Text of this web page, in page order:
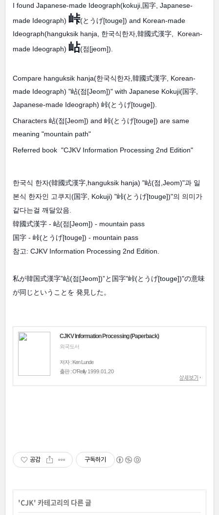
I found Japanese-made Ideograph(kokuji,国字, Japanese-
made Ideograph) 峠(とうげ[touge]) and Korean-made
Ideograph(hanguksik hanja, 한국식한자,韓國式漢字, Korean-
made Ideograph) 岾(점[jeom]).
Compare hanguksik hanja(한국식한자,韓國式漢字, Korean-
made Ideograph) "岾(점[Jeom])" with Japanese Kokuji(国字,
Japanese-made Ideograph) 峠(とうげ[touge]).
Characters 岾(점[Jeom]) and 峠(とうげ[touge]) are same
meaning "mountain path"
Referred book "CJKV Information Processing 2nd Edition"
한국식 한자(韓國式漢字,hanguksik hanja) "岾(점,Jeom)"과 일
본식 한자인 고쿠지(国字, Kokuji) "峠(とうげ[touge])"의 의미가
같다는걸 깨달았음.
韓國式漢字 - 岾(점[Jeom]) - mountain pass
国字 - 峠(とうげ[touge]) - mountain pass
참고: CJKV Information Processing 2nd Edition.
私が韓国式漢字”岾(점[Jeom])”と国字"峠(とうげ[touge])"の意味
が同じということを 発見した。
CJKV Information Processing (Paperback)
외국도서
저자 : Ken Lunde
출판 : O'Reilly1999.01.20
공감 구독하기
'CJK' 카테고리의 다른 글